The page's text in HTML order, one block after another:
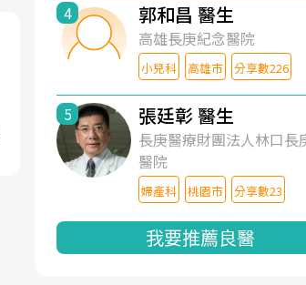
4 郭和昌 醫生
高雄長庚紀念醫院
小兒科 高雄市 分享數226
5 張廷彰 醫生
長庚醫療財團法人林口長
醫院
婦產科 桃園市 分享數23
我要推薦良醫